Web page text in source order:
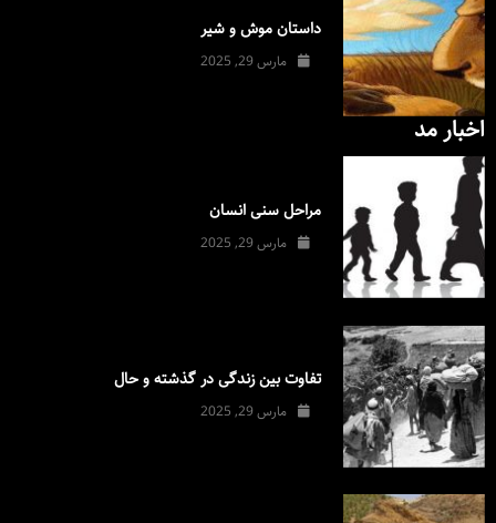
داستان موش و شیر
مارس 29, 2025
اخبار مد
مراحل سنی انسان
مارس 29, 2025
تفاوت بین زندگی در گذشته و حال
مارس 29, 2025